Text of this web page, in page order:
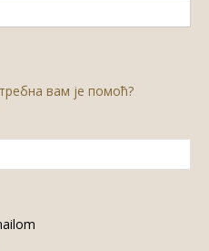
вам је помоћ?